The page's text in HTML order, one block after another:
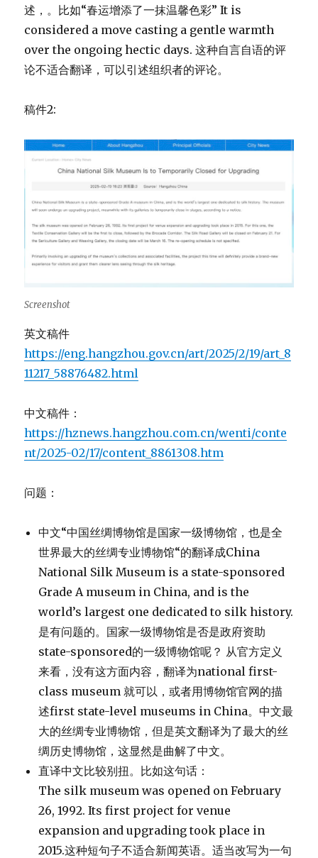
述，。比如“春运增添了一抹温馨色彩” It is
considered a move casting a gentle warmth
over the ongoing hectic days. 这种自言自语的评
论不适合翻译，可以引述组织者的评论。
稿件2:
Screenshot
英文稿件
https://eng.hangzhou.gov.cn/art/2025/2/19/art_8
11217_58876482.html
中文稿件：
https://hznews.hangzhou.com.cn/wenti/conte
nt/2025-02/17/content_8861308.htm
问题：
中文“中国丝绸博物馆是国家一级博物馆，也是全
世界最大的丝绸专业博物馆“的翻译成China
National Silk Museum is a state-sponsored
Grade A museum in China, and is the
world’s largest one dedicated to silk history.
是有问题的。国家一级博物馆是否是政府资助
state-sponsored的一级博物馆呢？ 从官方定义
来看，没有这方面内容，翻译为national first-
class museum 就可以，或者用博物馆官网的描
述first state-level museums in China。中文最
大的丝绸专业博物馆，但是英文翻译为了最大的丝
绸历史博物馆，这显然是曲解了中文。
直译中文比较别扭。比如这句话：
The silk museum was opened on February
26, 1992. Its first project for venue
expansion and upgrading took place in
2015.这种短句子不适合新闻英语。适当改写为一句